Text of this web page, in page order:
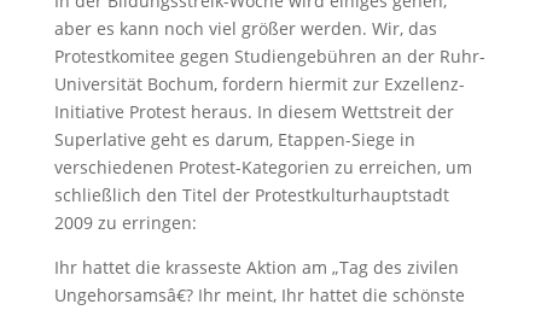
aber es kann noch viel größer werden. Wir, das
Protestkomitee gegen Studiengebühren an der Ruhr-
Universität Bochum, fordern hiermit zur Exzellenz-
Initiative Protest heraus. In diesem Wettstreit der
Superlative geht es darum, Etappen-Siege in
verschiedenen Protest-Kategorien zu erreichen, um
schließlich den Titel der Protestkulturhauptstadt
2009 zu erringen:
Ihr hattet die krasseste Aktion am „Tag des zivilen
Ungehorsamsâ€? Ihr meint, Ihr hattet die schönste